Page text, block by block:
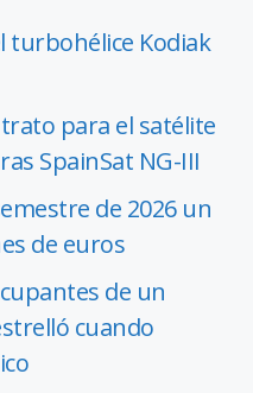
turbohélice Kodiak
para el satélite
SpainSat NG-III
de 2026 un
de euros
de un
cuando